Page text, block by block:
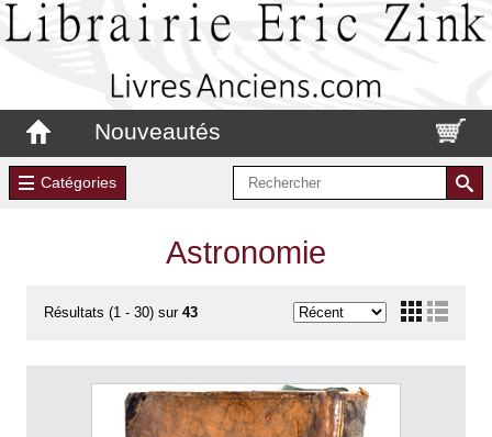
Nouveautés
Catégories
Astronomie
Résultats (1 - 30) sur 43